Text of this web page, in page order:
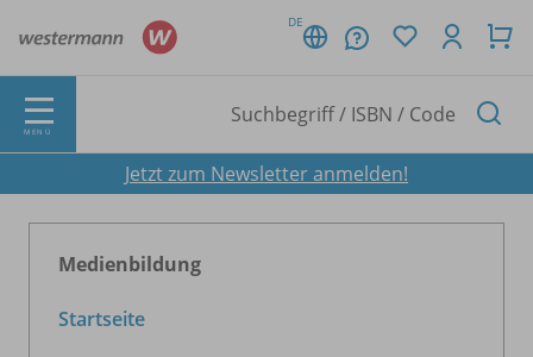
DE
MENÜ
Jetzt zum Newsletter anmelden!
Medienbildung
Startseite